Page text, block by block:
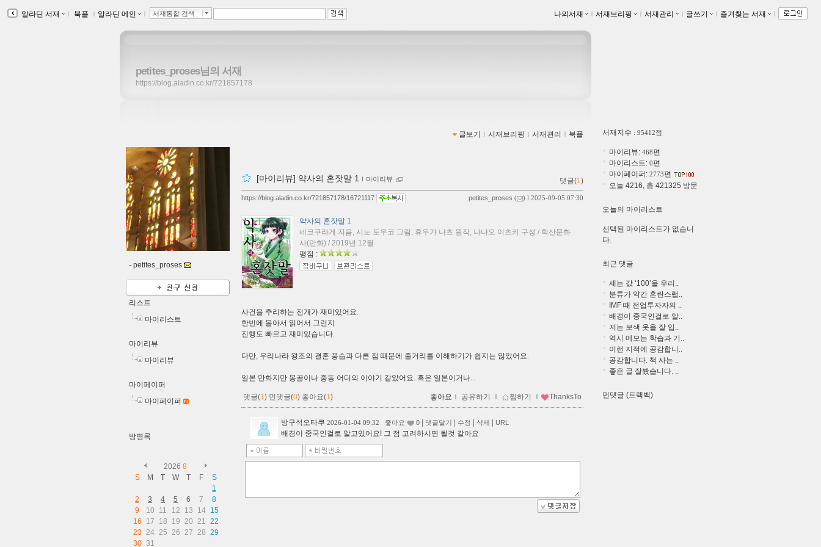
알라딘 서재 ｌ 북플 ｌ 알라딘 메인 ｌ 서재통합 검색 나의서재 ｌ 서재브리핑 ｌ 서재관리 ｌ 글쓰기 ｌ 즐겨찾는 서재 ｌ
petites_proses님의 서재
https://blog.aladin.co.kr/721857178
글보기 ｌ 서재브리핑 ｌ 서재관리 ｌ 북플
- petites_proses
리스트
마이리스트
마이리뷰
마이리뷰
마이페이퍼
마이페이퍼
방명록
2026 8
S
M T W T F
S
1
2
3 4 5 6 7
8
9
10 11 12 13 14
15
16
17 18 19 20 21 22
23 24 25 26 27 28 29
30 31
[마이리뷰] 약사의 혼잣말 1 ｌ 마이리뷰 댓글(1)
petites_proses ( ) l 2025-09-05 07:30
https://blog.aladin.co.kr/721857178/16721117
약사의 혼잣말 1
네코쿠라게 지음, 시노 토우코 그림, 휴우가 나츠 원작, 나나오 이츠키 구성 / 학산문화
사(만화) / 2019년 12월
평점 :
사건을 추리하는 전개가 재미있어요.
한번에 몰아서 읽어서 그런지
진행도 빠르고 재미있습니다.
다만, 우리나라 왕조의 결혼 풍습과 다른 점 때문에 줄거리를 이해하기가 쉽지는 않았어요.
일본 만화지만 몽골이나 중동 어디의 이야기 같았어요. 혹은 일본이거나...
댓글(1) 먼댓글(0) 좋아요(1) 좋아요 ｌ 공유하기 ｌ 찜하기 ｌ ThanksTo
방구석오타쿠 2026-01-04 09:32 좋아요 0 댓글달기 수정 삭제 URL
배경이 중국인걸로 알고있어요! 그 점 고려하시면 될것 같아요
서재지수 : 95412점
마이리뷰: 468편
마이리스트: 0편
마이페이퍼: 2773편
오늘 4216, 총 421325 방문
오늘의 마이리스트
선택된 마이리스트가 없습니
다.
최근 댓글
세는 값 ‘100’을 우리..
분류가 약간 혼란스럽..
IMF 때 전업투자자의 ..
배경이 중국인걸로 알..
저는 보색 옷을 잘 입..
역시 메모는 학습과 기..
이런 지적에 공감합니..
공감합니다. 책 사는 ..
좋은 글 잘봤습니다. ..
먼댓글 (트랙백)